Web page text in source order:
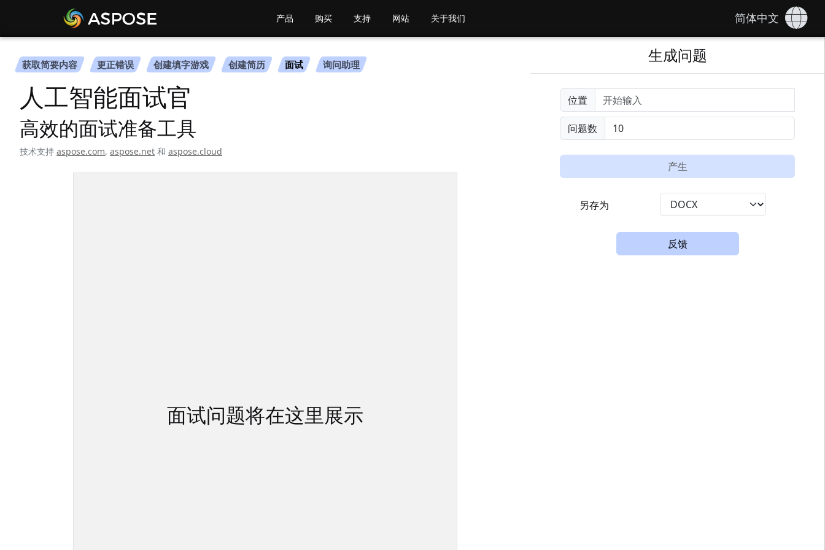
产品 购买 支持 网站 关于我们 简体中文
获取简要内容 更正错误 创建填字游戏 创建简历 面试 询问助理
人工智能面试官
高效的面试准备工具
技术支持 aspose.com, aspose.net 和 aspose.cloud
面试问题将在这里展示
生成问题
位置
问题数
产生
另存为
反馈